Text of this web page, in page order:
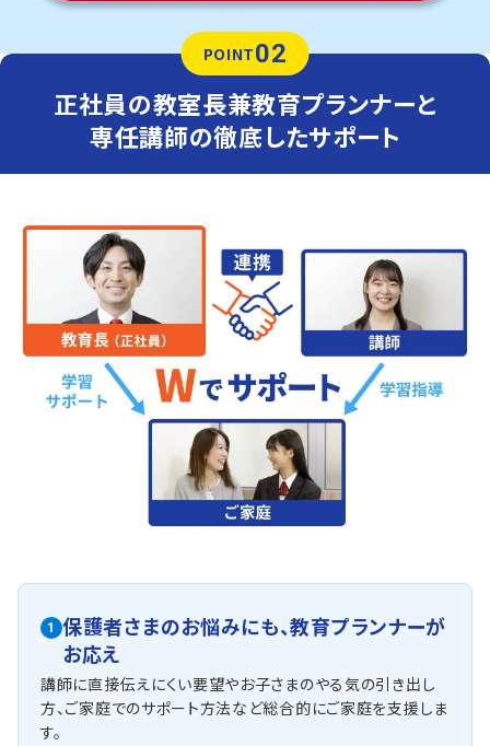
POINT02
正社員の教室長兼教育プランナーと
専任講師の徹底したサポート
1 保護者さまのお悩みにも、教育プランナーが
お応え
講師に直接伝えにくい要望やお子さまのやる気の引き出し
方、ご家庭でのサポート方法など総合的にご家庭を支援しま
す。